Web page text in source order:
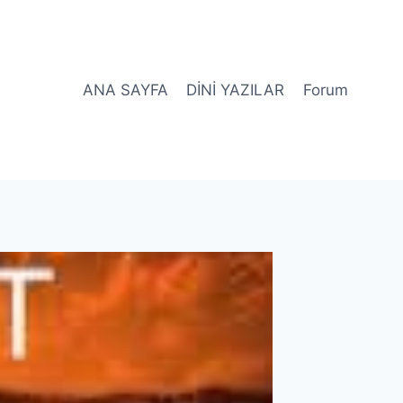
ANA SAYFA DİNİ YAZILAR Forum